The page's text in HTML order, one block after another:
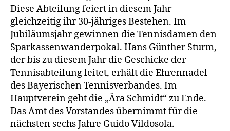
Diese Abteilung feiert in diesem Jahr
gleichzeitig ihr 30-jähriges Bestehen. Im
Jubiläumsjahr gewinnen die Tennisdamen den
Sparkassenwanderpokal. Hans Günther Sturm,
der bis zu diesem Jahr die Geschicke der
Tennisabteilung leitet, erhält die Ehrennadel
des Bayerischen Tennisverbandes. Im
Hauptverein geht die „Ära Schmidt“ zu Ende.
Das Amt des Vorstandes übernimmt für die
nächsten sechs Jahre Guido Vildosola.